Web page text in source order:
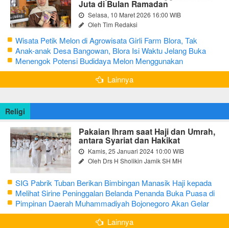
Juta di Bulan Ramadan
Selasa, 10 Maret 2026 16:00 WIB
Oleh Tim Redaksi
Wisata Petik Melon di Agrowisata Girli Farm Blora, Tak
Sampai 5 Hari Sudah Ludes Terjual
Anak-anak Desa Bangowan, Blora Isi Waktu Jelang Buka
Puasa dengan Latihan Gamelan
Menengok Potensi Budidaya Melon Menggunakan
Greenhouse di Bojonegoro
Lainnya
Religi
Pakaian Ihram saat Haji dan Umrah,
antara Syariat dan Hakikat
Kamis, 25 Januari 2024 10:00 WIB
Oleh Drs H Sholikin Jamik SH MH
SIG Pabrik Tuban Berikan Bimbingan Manasik Haji kepada
CJH Kabupaten Tuban
Melihat Sirine Peninggalan Belanda Penanda Buka Puasa di
Pendopo Bupati Blora
Pimpinan Daerah Muhammadiyah Bojonegoro Akan Gelar
Salat Iduladha 9 Juli 2022
Lainnya